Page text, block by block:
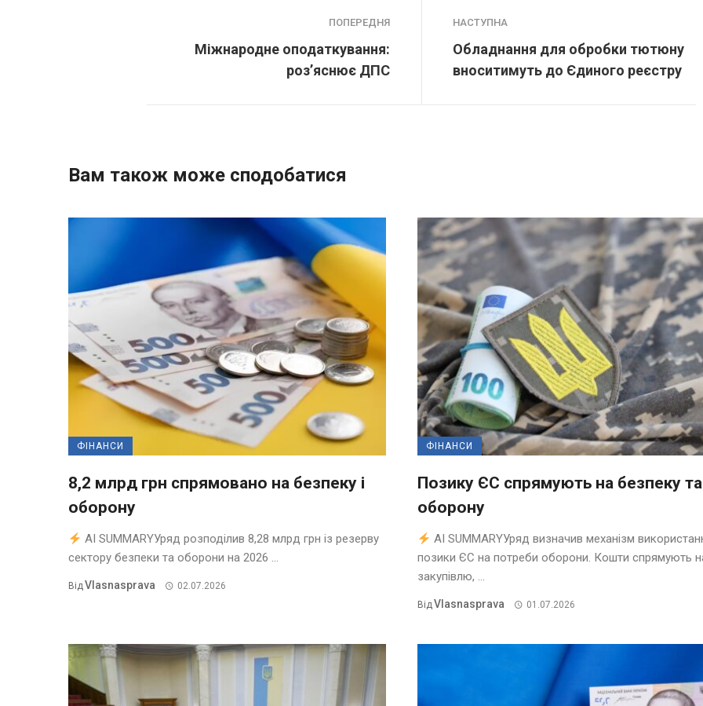
ПОПЕРЕДНЯ
Міжнародне оподаткування:
роз’яснює ДПС
НАСТУПНА
Обладнання для обробки тютюну
вноситимуть до Єдиного реєстру
Вам також може сподобатися
ФІНАНСИ
8,2 млрд грн спрямовано на безпеку і
оборону
AI SUMMARYУряд розподілив 8,28 млрд грн із резерву
сектору безпеки та оборони на 2026 ...
ВідVlasnasprava 02.07.2026
ФІНАНСИ
Позику ЄС спрямують на безпеку та
оборону
AI SUMMARYУряд визначив механізм
позики ЄС на потреби оборони. Кошти спрямують
закупівлю, ...
ВідVlasnasprava 01.07.2026